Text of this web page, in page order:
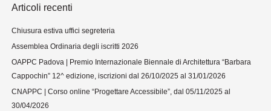
a
Articoli recenti
Chiusura estiva uffici segreteria
Assemblea Ordinaria degli iscritti 2026
OAPPC Padova | Premio Internazionale Biennale di Architettura “Barbara
Cappochin” 12^ edizione, iscrizioni dal 26/10/2025 al 31/01/2026
CNAPPC | Corso online “Progettare Accessibile”, dal 05/11/2025 al
30/04/2026